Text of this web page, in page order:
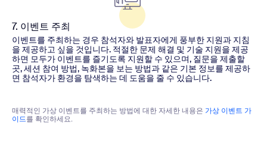
7. 이벤트 주최
이벤트를 주최하는 경우 참석자와 발표자에게 풍부한 지원과 지침
을 제공하고 싶을 것입니다. 적절한 문제 해결 및 기술 지원을 제공
하면 모두가 이벤트를 즐기도록 지원할 수 있으며, 질문을 제출할
곳, 세션 참여 방법, 녹화본을 보는 방법과 같은 기본 정보를 제공하
면 참석자가 환경을 탐색하는 데 도움을 줄 수 있습니다.
매력적인 가상 이벤트를 주최하는 방법에 대한 자세한 내용은 가상 이벤트 가
이드를 확인하세요.